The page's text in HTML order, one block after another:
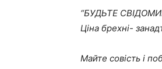
“БУДЬТЕ
Ціна брехні-
Майте совість і